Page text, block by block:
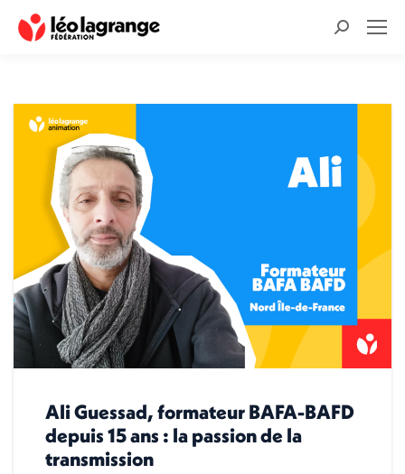
Recherche
Ali Guessad, formateur BAFA-BAFD
depuis 15 ans : la passion de la
transmission